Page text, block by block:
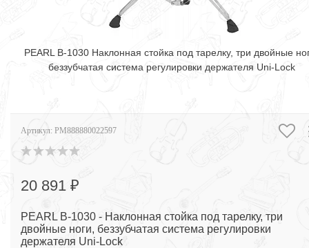
PEARL B-1030 Наклонная стойка под тарелку, три двойные
беззубчатая система регулировки держателя Uni-Lock
Артикул: PM888880022597
20 891 ₽
PEARL B-1030 - Наклонная стойка под тарелку, три
двойные ноги, беззубчатая система регулировки
держателя Uni-Lock